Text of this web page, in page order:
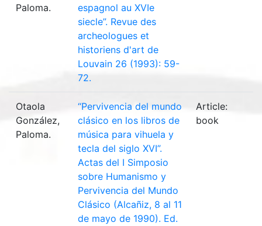
Paloma.
espagnol au XVIe
siecle”. Revue des
archeologues et
historiens d'art de
Louvain 26 (1993): 59-
72.
Otaola
González,
Paloma.
“Pervivencia del mundo
clásico en los libros de
música para vihuela y
tecla del siglo XVI”.
Actas del I Simposio
sobre Humanismo y
Pervivencia del Mundo
Clásico (Alcañiz, 8 al 11
de mayo de 1990). Ed.
Article:
book